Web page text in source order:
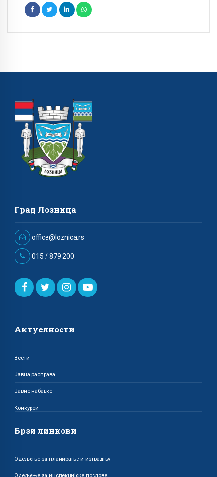
Град Лозница
office@loznica.rs
015 / 879 200
Актуелности
Вести
Јавна расправа
Јавне набавке
Конкурси
Брзи линкови
Одељење за планирање и изградњу
Одељење за инспекцијске послове